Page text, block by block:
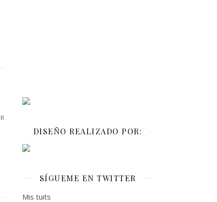
DISEÑO REALIZADO POR:
SÍGUEME EN TWITTER
Mis tuits